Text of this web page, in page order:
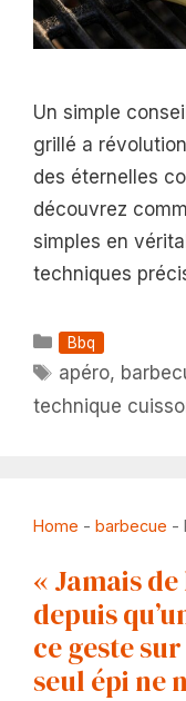
Un simple
grillé a
des éternelles
découvrez
simples en
techniques
Catégories
Bbq
Étiquettes
apéro,
technique
Home - barbecue -
« Jamais
depuis
ce geste
seul épi ne